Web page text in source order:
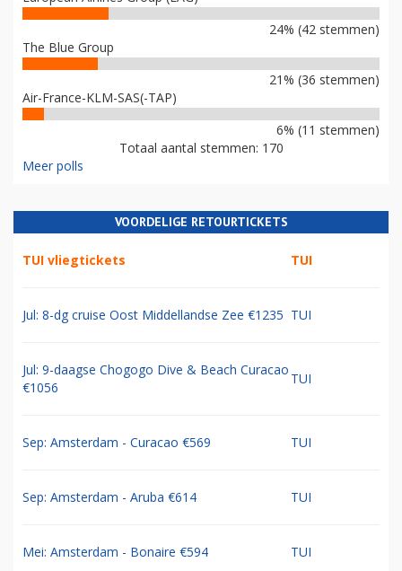
24% (42 stemmen)
The Blue Group
21% (36 stemmen)
Air-France-KLM-SAS(-TAP)
6% (11 stemmen)
Totaal aantal stemmen: 170
Meer polls
VOORDELIGE RETOURTICKETS
TUI vliegtickets TUI
Jul: 8-dg cruise Oost Middellandse Zee €1235 TUI
Jul: 9-daagse Chogogo Dive & Beach Curacao
€1056
TUI
Sep: Amsterdam - Curacao €569 TUI
Sep: Amsterdam - Aruba €614 TUI
Mei: Amsterdam - Bonaire €594 TUI